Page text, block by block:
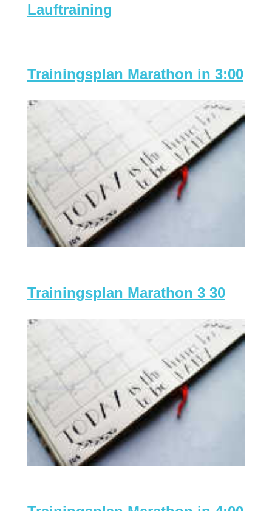
Lauftraining
Trainingsplan Marathon in 3:00
Trainingsplan Marathon 3 30